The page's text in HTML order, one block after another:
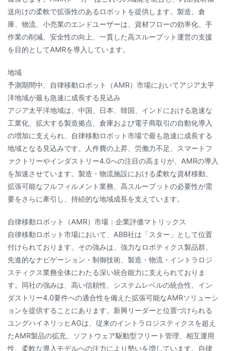
送向けの柔軟で拡張性のあるロボットを提供します。製造、倉
庫、物流、小売業のエンドユーザーは、資材フローの効率化、手
作業の削減、安全性の向上、一貫した高スループット運営の支援
を目的としてAMRを導入しています。
地域
予測期間中、自律移動ロボット（AMR）市場においてアジア太平
洋地域が最も急速に成長する見込み
アジア太平洋地域は、中国、日本、韓国、インドにおける急速な
工業化、拡大する製造拠点、倉庫および電子商取引の自動化導入
の増加に支えられ、自律移動ロボット市場で最も急速に成長する
地域となる見込みです。人件費の上昇、労働力不足、スマートフ
ァクトリーやインダストリー4.0への注目の高まりが、AMRの導入
を加速させています。製造・物流施設における柔軟な資材移動、
拡張可能なフルフィルメント業務、高スループットの必要性が需
要をさらに牽引し、持続的な地域成長を支えています。
自律移動ロボット（AMR）市場：企業評価マトリックス
自律移動ロボット市場において、ABB社は「スター」として位置
付けられております。その強みは、強力なロボティクス製品群、
先進的なナビゲーション・制御技術、製造・物流・イントラロジ
スティクス業務全体にわたる深い統合能力に支えられておりま
す。同社の強みは、高い信頼性、システムレベルの統合性、イン
ダストリー4.0要件への適合性を備えた拡張可能なAMRソリューシ
ョンを提供することにあります。新興リーダーと位置づけられる
ユングハイネリッヒAGは、従来のイントラロジスティクスを超え
たAMR製品の拡充、ソフトウェア駆動型フリート管理、相互運用
性、柔軟な導入モデルへの注力により勢いを増しています。自律